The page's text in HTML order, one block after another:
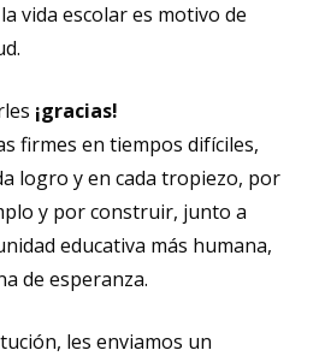
vida escolar es motivo de
¡gracias!
firmes en tiempos difíciles,
logro y en cada tropiezo, por
y por construir, junto a
educativa más humana,
de esperanza.
les enviamos un